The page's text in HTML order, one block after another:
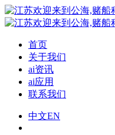
首页
关于我们
ai资讯
ai应用
联系我们
中文EN